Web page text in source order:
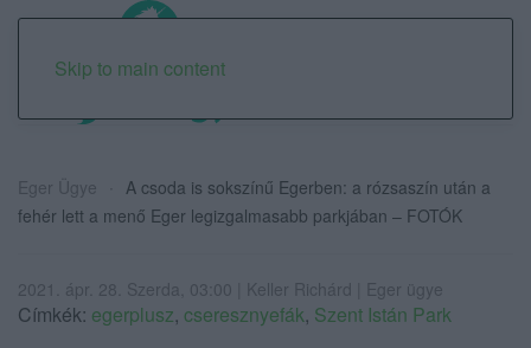
Skip to main content
Eger Ügye
A csoda is sokszínű Egerben: a rózsaszín után a
fehér lett a menő Eger legizgalmasabb parkjában – FOTÓK
2021. ápr. 28. Szerda, 03:00 | Keller Richárd | Eger ügye
Címkék: egerplusz, cseresznyefák, Szent Istán Park